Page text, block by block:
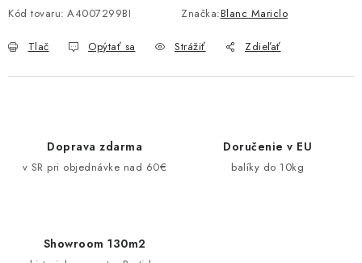
Kód tovaru: A4007299BI Značka:Blanc Mariclo
Tlač Opýtať sa Strážiť Zdieľať
Doprava zdarma
v SR pri objednávke nad 60€
Doručenie v EU
balíky do 10kg
Showroom 130m2